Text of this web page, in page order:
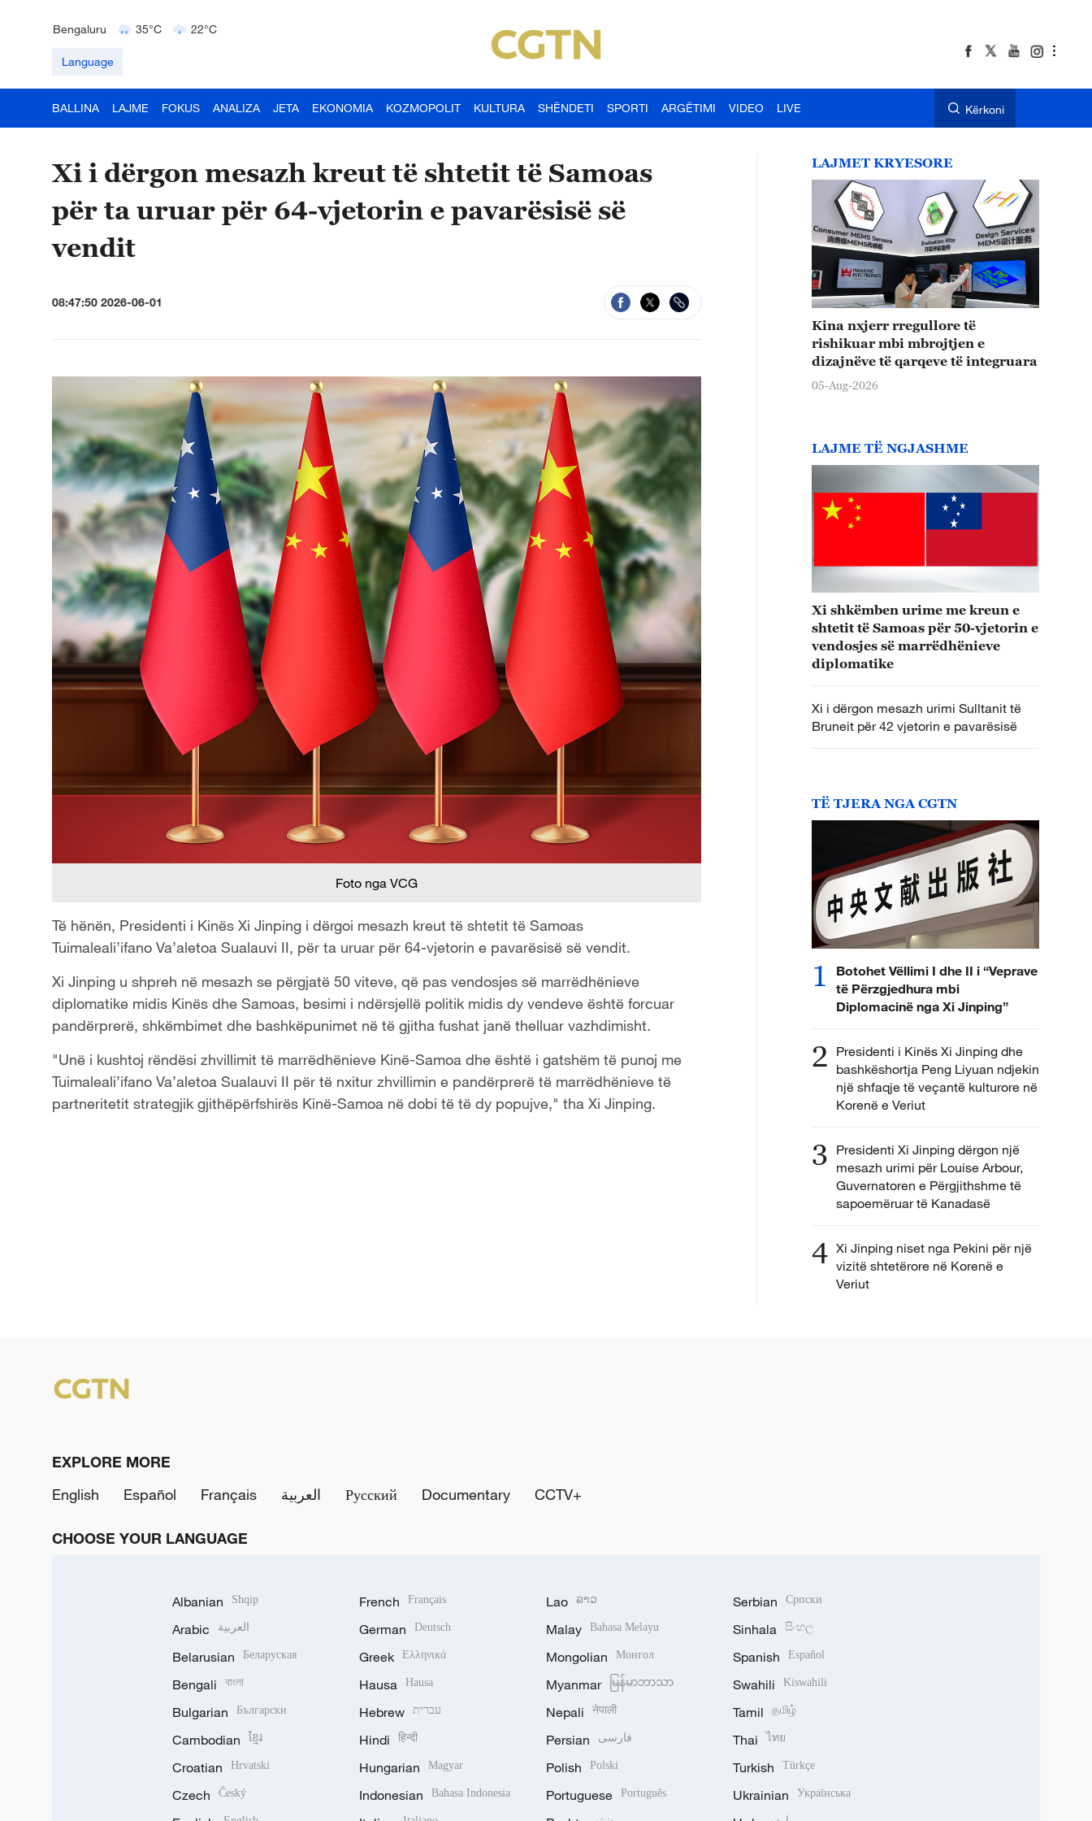
Bengaluru
35°C
22°C
Language
BALLINA LAJME FOKUS ANALIZA JETA EKONOMIA KOZMOPOLIT KULTURA SHËNDETI SPORTI ARGËTIMI VIDEO LIVE Kërkoni
Xi i dërgon mesazh kreut të shtetit të Samoas
për ta uruar për 64-vjetorin e pavarësisë së
vendit
08:47:50 2026-06-01
Foto nga VCG
Të hënën, Presidenti i Kinës Xi Jinping i dërgoi mesazh kreut të shtetit të Samoas
Tuimaleali’ifano Va’aletoa Sualauvi II, për ta uruar për 64-vjetorin e pavarësisë së vendit.
Xi Jinping u shpreh në mesazh se përgjatë 50 viteve, që pas vendosjes së marrëdhënieve
diplomatike midis Kinës dhe Samoas, besimi i ndërsjellë politik midis dy vendeve është forcuar
pandërprerë, shkëmbimet dhe bashkëpunimet në të gjitha fushat janë thelluar vazhdimisht.
"Unë i kushtoj rëndësi zhvillimit të marrëdhënieve Kinë-Samoa dhe është i gatshëm të punoj me
Tuimaleali’ifano Va’aletoa Sualauvi II për të nxitur zhvillimin e pandërprerë të marrëdhënieve të
partneritetit strategjik gjithëpërfshirës Kinë-Samoa në dobi të të dy popujve," tha Xi Jinping.
LAJMET KRYESORE
Kina nxjerr rregullore të
rishikuar mbi mbrojtjen e
dizajnëve të qarqeve të integruara
05-Aug-2026
LAJME TË NGJASHME
Xi shkëmben urime me kreun e
shtetit të Samoas për 50-vjetorin e
vendosjes së marrëdhënieve
diplomatike
Xi i dërgon mesazh urimi Sulltanit të
Bruneit për 42 vjetorin e pavarësisë
TË TJERA NGA CGTN
1
Botohet Vëllimi I dhe II i “Veprave
të Përzgjedhura mbi
Diplomacinë nga Xi Jinping”
2 Presidenti i Kinës Xi Jinping dhe
bashkëshortja Peng Liyuan ndjekin
një shfaqje të veçantë kulturore në
Korenë e Veriut
3 Presidenti Xi Jinping dërgon një
mesazh urimi për Louise Arbour,
Guvernatoren e Përgjithshme të
sapoemëruar të Kanadasë
4 Xi Jinping niset nga Pekini për një
vizitë shtetërore në Korenë e
Veriut
EXPLORE MORE
English
Español Français العربية Русский Documentary CCTV+
CHOOSE YOUR LANGUAGE
Albanian Shqip
Arabic العربية
Belarusian Беларуская
Bengali বাংলা
Bulgarian Български
Cambodian ខ្មែរ
Croatian Hrvatski
Czech Český
French Français
German Deutsch
Greek Ελληνικά
Hausa Hausa
Hebrew עברית
Hindi हिन्दी
Hungarian Magyar
Indonesian Bahasa Indonesia
Lao ລາວ
Malay Bahasa Melayu
Mongolian Монгол
Myanmar မြန်မာဘာသာ
Nepali नेपाली
Persian فارسی
Polish Polski
Portuguese Português
Serbian Српски
Sinhala සිංහල
Spanish Español
Swahili Kiswahili
Tamil தமிழ்
Thai ไทย
Turkish Türkçe
Ukrainian Українська